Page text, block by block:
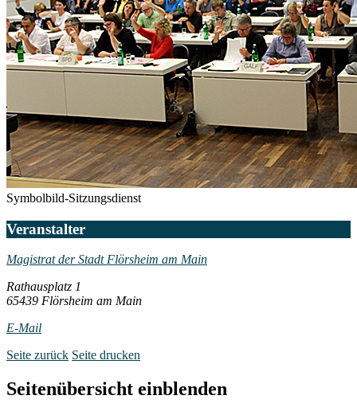
Symbolbild-Sitzungsdienst
Veranstalter
Magistrat der Stadt Flörsheim am Main
Rathausplatz 1
65439 Flörsheim am Main
E-Mail
Seite zurück Seite drucken
Seitenübersicht einblenden